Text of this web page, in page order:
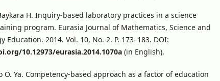
H. Inquiry-based laboratory practices in a science
program. Eurasia Journal of Mathematics, Science and
Education. 2014. Vol. 10, No. 2. P. 173–183. DOI:
10.12973/eurasia.2014.1070a (in English).
O. Ya. Competency-based approach as a factor of education